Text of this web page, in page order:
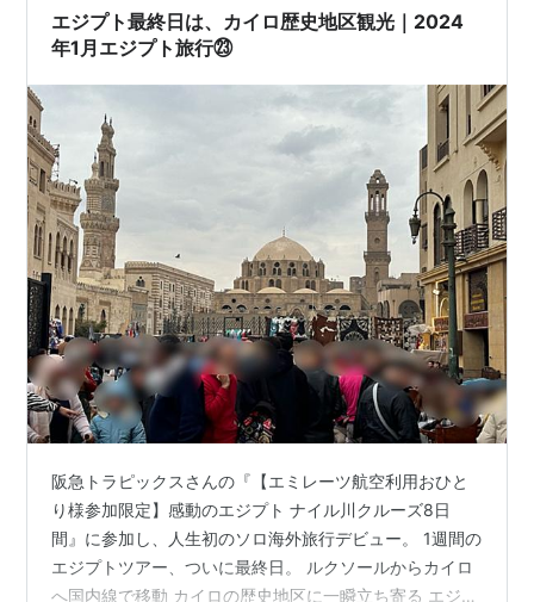
ギザのピラミッド群、クフ王のピラミ…
エジプト最終日は、カイロ歴史地区観光｜2024
年1月エジプト旅行㉓
阪急トラピックスさんの『【エミレーツ航空利用おひと
り様参加限定】感動のエジプト ナイル川クルーズ8日
間』に参加し、人生初のソロ海外旅行デビュー。 1週間の
エジプトツアー、ついに最終日。 ルクソールからカイロ
へ国内線で移動 カイロの歴史地区に一瞬立ち寄る エジプ